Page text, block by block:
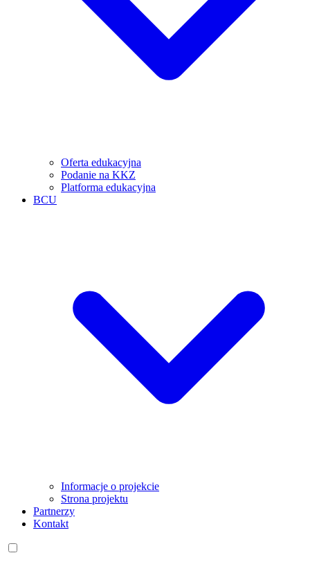
Oferta edukacyjna
Podanie na KKZ
Platforma edukacyjna
BCU
Informacje o projekcie
Strona projektu
Partnerzy
Kontakt